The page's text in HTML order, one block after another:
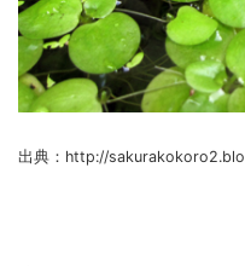
出典：http://